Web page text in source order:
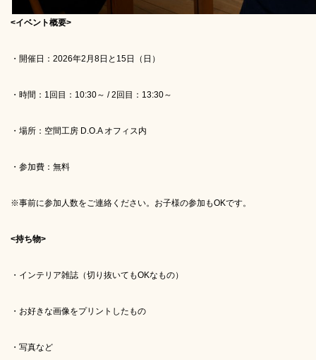
<イベント概要>
・開催日：2026年2月8日と15日（日）
・時間：1回目：10:30～ / 2回目：13:30～
・場所：空間工房 D.O.A オフィス内
・参加費：無料
※事前に参加人数をご連絡ください。お子様の参加もOKです。
<持ち物>
・インテリア雑誌（切り抜いてもOKなもの）
・お好きな画像をプリントしたもの
・写真など